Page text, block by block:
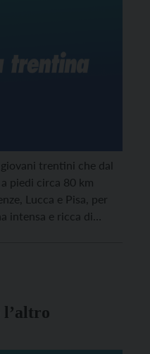
trentini che dal
piedi circa 80 km
Lucca e Pisa, per
intensa e ricca di
l’altro